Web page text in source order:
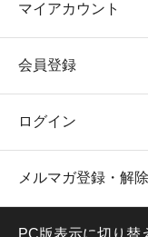
マイアカウント
会員登録
ログイン
メルマガ登録・解除